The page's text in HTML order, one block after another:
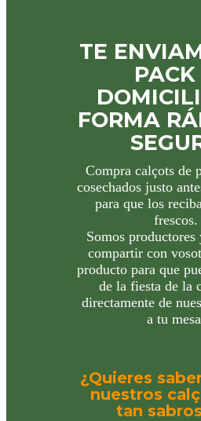
TE
FORMA
Compra calçots de
cosechados justo
para que los
frescos.
Somos productores
compartir con
producto para que
de la fiesta de la
directamente de
a tu
¿Quieres
nuestros
tan